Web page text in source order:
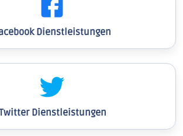
Dienstleistungen
Dienstleistungen